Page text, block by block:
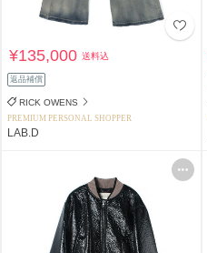
¥135,000送料込
返品補償
RICK OWENS
PREMIUM PERSONAL SHOPPER
LAB.D